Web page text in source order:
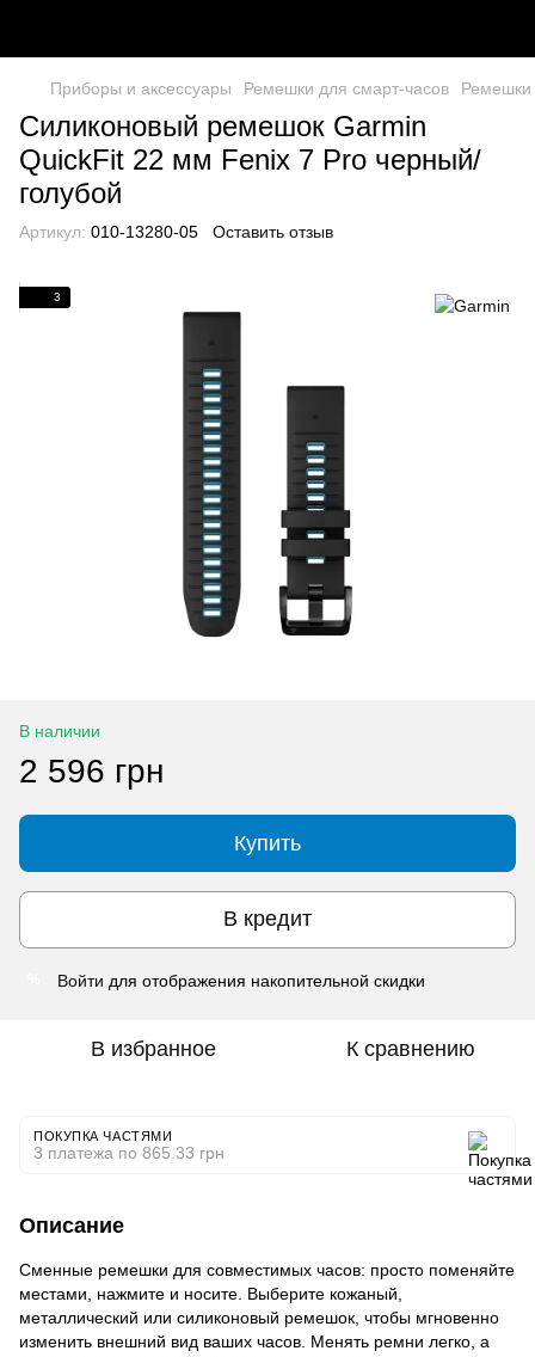
Приборы и аксессуары Ремешки для смарт-часов Ремешки
Силиконовый ремешок Garmin
QuickFit 22 мм Fenix 7 Pro черный/
голубой
Артикул: 010-13280-05 Оставить отзыв
3
В наличии
2 596 грн
Купить
В кредит
Войти для отображения накопительной скидки
В избранное К сравнению
ПОКУПКА ЧАСТЯМИ
3 платежа по 865.33 грн
Описание
Сменные ремешки для совместимых часов: просто поменяйте
местами, нажмите и носите. Выберите кожаный,
металлический или силиконовый ремешок, чтобы мгновенно
изменить внешний вид ваших часов. Менять ремни легко, а